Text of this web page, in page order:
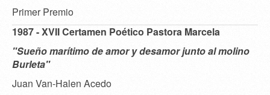
Primer Premio
1987 - XVII Certamen Poético Pastora Marcela
"Sueño marítimo de amor y desamor junto al molino
Burleta"
Juan Van-Halen Acedo